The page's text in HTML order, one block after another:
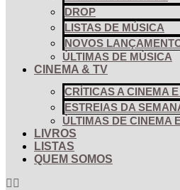
DROP
LISTAS DE MÚSICA
NOVOS
ÚLTIMAS DE MÚSICA
CINEMA & TV
CRÍTICAS A CINEMA
ESTREIAS DA
ÚLTIMAS DE CINEMA
LIVROS
LISTAS
QUEM SOMOS